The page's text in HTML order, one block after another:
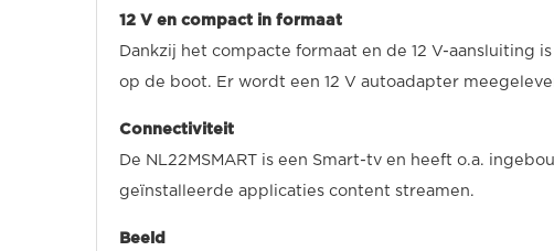
12 V en compact in formaat
Dankzij het compacte formaat en de 12 V-aansluiting
op de boot. Er wordt een 12 V autoadapter
Connectiviteit
De NL22MSMART is een Smart-tv en heeft o.a.
geïnstalleerde applicaties content streamen.
Beeld